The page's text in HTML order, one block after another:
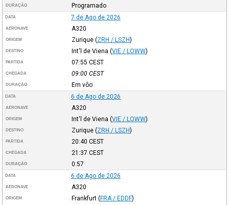
DURAÇÃO Programado
DATA 7 de Ago de 2026
AERONAVE A320
ORIGEM Zurique (ZRH / LSZH)
DESTINO Int'l de Viena (VIE / LOWW)
PARTIDA 07:55 CEST
CHEGADA 09:00 CEST
DURAÇÃO Em vôo
DATA 6 de Ago de 2026
AERONAVE A320
ORIGEM Int'l de Viena (VIE / LOWW)
DESTINO Zurique (ZRH / LSZH)
PARTIDA 20:40 CEST
CHEGADA 21:37 CEST
DURAÇÃO 0:57
DATA 6 de Ago de 2026
AERONAVE A320
ORIGEM Frankfurt (FRA / EDDF)